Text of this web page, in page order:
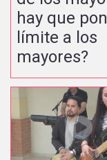
hay que
límite a los
mayores?